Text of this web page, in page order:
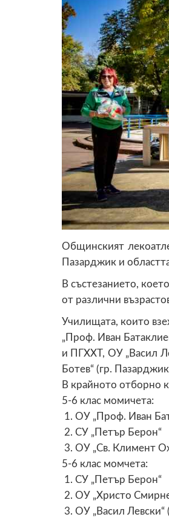
Общинският
Пазарджик и
В състезанието,
от различни
Училищата, които
„Проф. Иван
и ПГХХТ, ОУ „Васил
Ботев“ (гр.
В крайното отборно
5-6 клас момичета:
1. ОУ „Проф. Иван
2. СУ „Петър Берон“
3. ОУ „Св. Климент
5-6 клас момчета:
1. СУ „Петър Берон“
2. ОУ „Христо
3. ОУ „Васил Левски“